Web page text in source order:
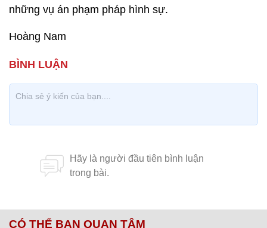
những vụ án phạm pháp hình sự.
Hoàng Nam
CÓ THỂ BẠN QUAN TÂM